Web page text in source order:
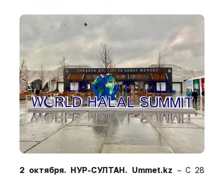
2 октября. НУР-СУЛТАН. Ummet.kz – С 28